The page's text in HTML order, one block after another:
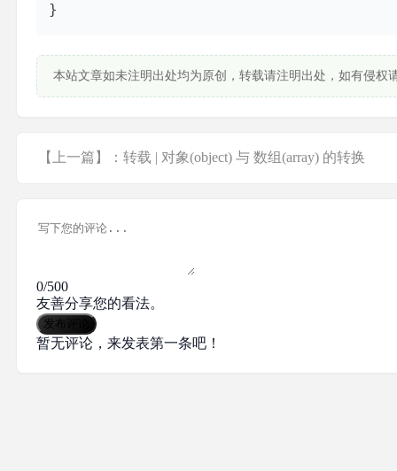
}
本站文章如未注明出处均为原创，转载请注明出处，如有侵权
【上一篇】：转载 | 对象(object) 与 数组(array) 的转换
0/500
友善分享您的看法。
发布评论
暂无评论，来发表第一条吧！